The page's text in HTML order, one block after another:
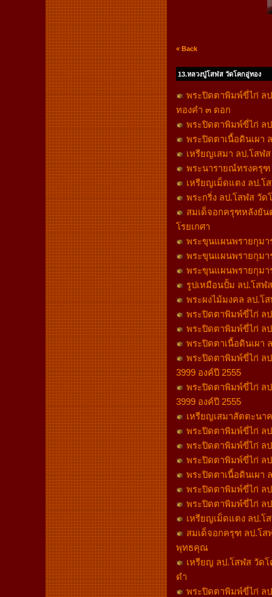
« Back
13.หลวงปู่โสฬส วัดโคกอู่ทอง
พระปิดตาพิมพ์ขี่ไก่ ลป
ทองคำ ๓ ดอก
พระปิดตาพิมพ์ขี่ไก่ ล
พระปิดตาเนื้อดินเผา
เหรียญเสมา ลป.โสฬ
พระนารายณ์ทรงครุฑ
เหรียญเม็ดแตง ลป.โ
พระกริ่ง ลป.โสฬส วัด
สมเด็จอกครุฑหลังยัน
โรยเกศา
พระขุนแผนพรายกุมา
พระขุนแผนพรายกุมา
พระขุนแผนพรายกุมา
รูปเหมือนปั้ม ลป.โสฬ
พระผงไม้มงคล ลป.โ
พระปิดตาพิมพ์ขี่ไก่ ล
พระปิดตาพิมพ์ขี่ไก่ ล
พระปิดตาเนื้อดินเผา
พระปิดตาพิมพ์ขี่ไก่ ลป
3999 องค์ปี 2555
พระปิดตาพิมพ์ขี่ไก่ ล
3999 องค์ปี 2555
เหรียญเสมาสัตตะน
พระปิดตาพิมพ์ขี่ไก่ ล
พระปิดตาพิมพ์ขี่ไก่ ล
พระปิดตาพิมพ์ขี่ไก่ ล
พระปิดตาเนื้อดินเผา
พระปิดตาพิมพ์ขี่ไก่ ล
พระปิดตาพิมพ์ขี่ไก่ ล
เหรียญเม็ดแตง ลป.โ
สมเด็จอกครุฑ ลป.โส
พุทธคุณ
เหรียญ ลป.โสฬส วัด
ดำ
พระปิดตาพิมพ์ขี่ไก่ ล